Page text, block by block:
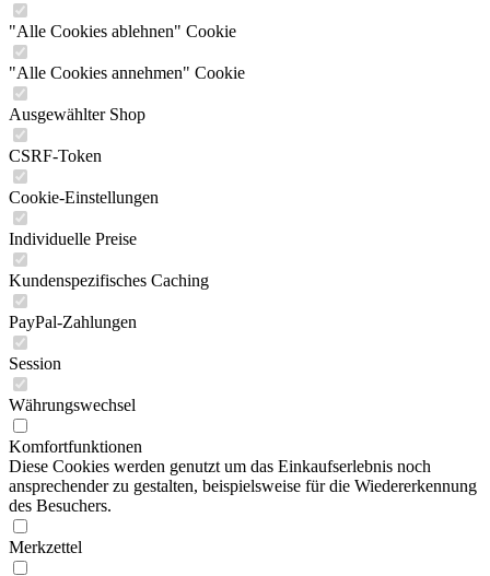
"Alle Cookies ablehnen" Cookie
"Alle Cookies annehmen" Cookie
Ausgewählter Shop
CSRF-Token
Cookie-Einstellungen
Individuelle Preise
Kundenspezifisches Caching
PayPal-Zahlungen
Session
Währungswechsel
Komfortfunktionen
Diese Cookies werden genutzt um das Einkaufserlebnis noch
ansprechender zu gestalten, beispielsweise für die Wiedererkennung
des Besuchers.
Merkzettel